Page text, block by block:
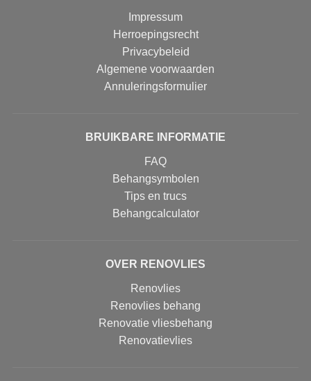
Impressum
Herroepingsrecht
Privacybeleid
Algemene voorwaarden
Annuleringsformulier
BRUIKBARE INFORMATIE
FAQ
Behangsymbolen
Tips en trucs
Behangcalculator
OVER RENOVLIES
Renovlies
Renovlies behang
Renovatie vliesbehang
Renovatievlies